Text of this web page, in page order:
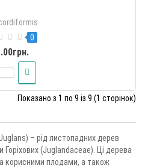
0
Показано з 1 по 9 із 9 (1 сторінок)
– рід листопадних дерев
Горіхових (Juglandaceae). Ці дерева
корисними плодами, а також